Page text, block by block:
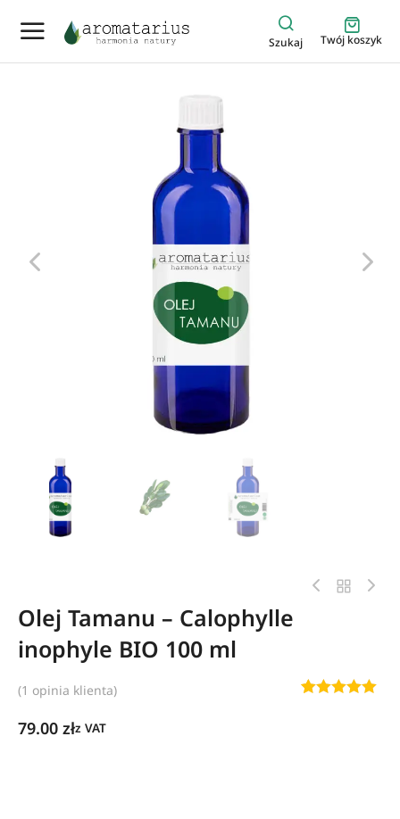
Szukaj Twój koszyk
Olej Tamanu – Calophylle
inophyle BIO 100 ml
(1 opinia klienta)
79.00 złz VAT